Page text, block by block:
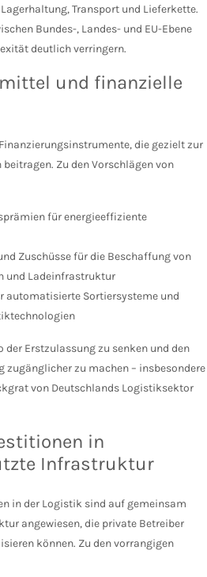
Transport und Lieferkette.
Bundes-, Landes- und EU-Ebene
deutlich verringern.
und finanzielle
die gezielt zur
Zu den Vorschlägen von
für energieeffiziente
Zuschüsse für die Beschaffung von
und Ladeinfrastruktur
automatisierte Sortiersysteme und
der Erstzulassung zu senken und den
zugänglicher zu machen – insbesondere
von Deutschlands Logistiksektor
in
Infrastruktur
in der Logistik sind auf gemeinsam
angewiesen, die private Betreiber
können. Zu den vorrangigen